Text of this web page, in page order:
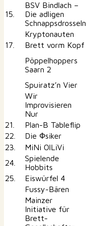
15.
BSV Bindlach –
Die adligen
Schnappsdrosseln
Kryptonauten
17.
Brett vorm Kopf
Pöppelhoppers
Saarn 2
Spuiratz’n Vier
Wir
Improvisieren
Nur
21. Plan-B Tableflip
22.
Die Фsiker
23.
MiNi OlLiVi
24.
Spielende
Hobbits
25.
Eiswürfel 4
Fussy-Bären
Mainzer
Initiative für
Brett-